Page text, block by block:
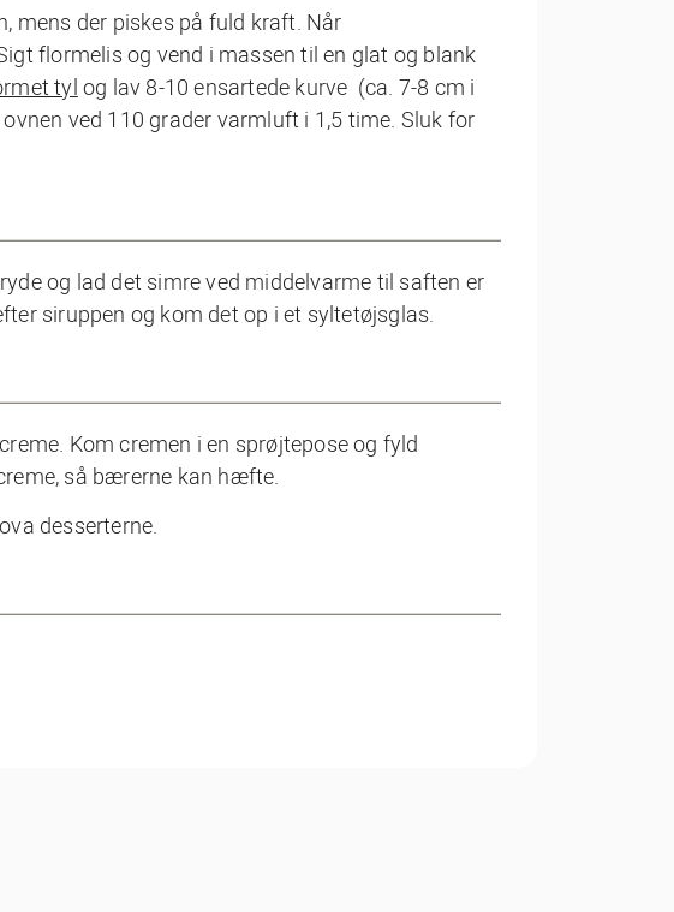
mens der piskes på fuld kraft. Når
flormelis og vend i massen til en glat og blank
tylog lav 8-10 ensartede kurve (ca. 7-8 cm i
ved 110 grader varmluft i 1,5 time. Sluk for
og lad det simre ved middelvarme til saften er
siruppen og kom det op i et syltetøjsglas.
Kom cremen i en sprøjtepose og fyld
så bærerne kan hæfte.
desserterne.